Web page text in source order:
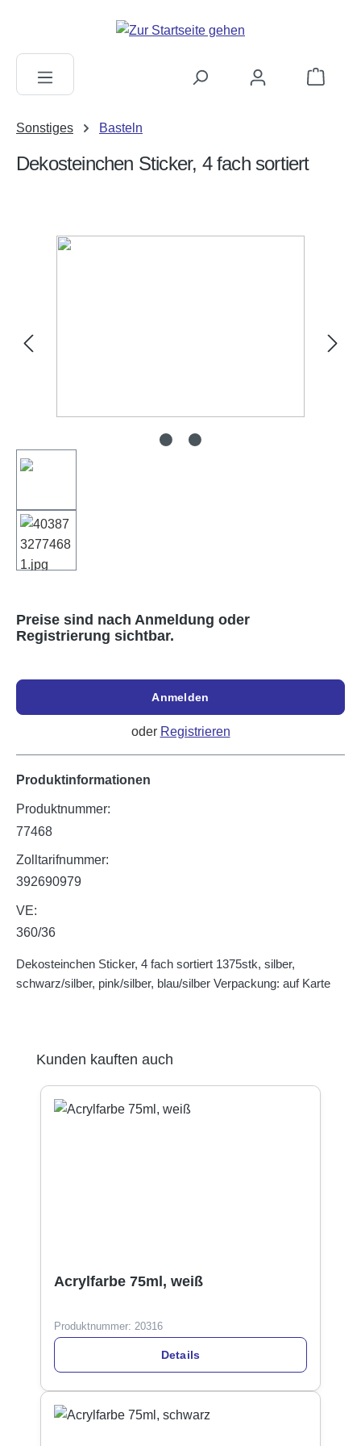
Sonstiges Basteln
Dekosteinchen Sticker, 4 fach sortiert
Bildergalerie überspringen
Preise sind nach Anmeldung oder
Registrierung sichtbar.
Anmelden
oder Registrieren
Produktinformationen
Produktnummer:
77468
Zolltarifnummer:
392690979
VE:
360/36
Dekosteinchen Sticker, 4 fach sortiert 1375stk, silber,
schwarz/silber, pink/silber, blau/silber Verpackung: auf Karte
Produktgalerie überspringen
Kunden kauften auch
Acrylfarbe 75ml, weiß
Produktnummer: 20316
Details